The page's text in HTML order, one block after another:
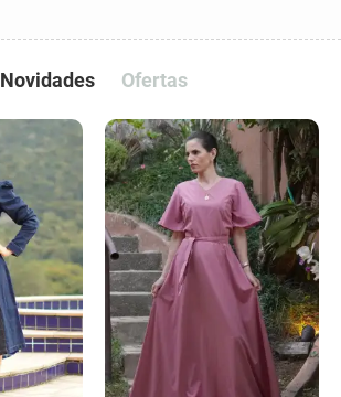
Novidades Ofertas